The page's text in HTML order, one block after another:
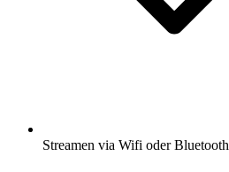
Streamen via Wifi oder Bluetooth